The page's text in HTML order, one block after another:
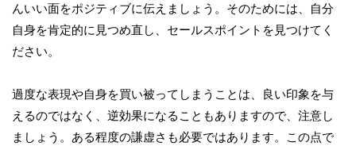
んいい面をポジティブに伝えましょう。そのためには、自分
自身を肯定的に見つめ直し、セールスポイントを見つけてく
ださい。
過度な表現や自身を買い被ってしまうことは、良い印象を与
えるのではなく、逆効果になることもありますので、注意し
ましょう。ある程度の謙虚さも必要ではあります。この点で